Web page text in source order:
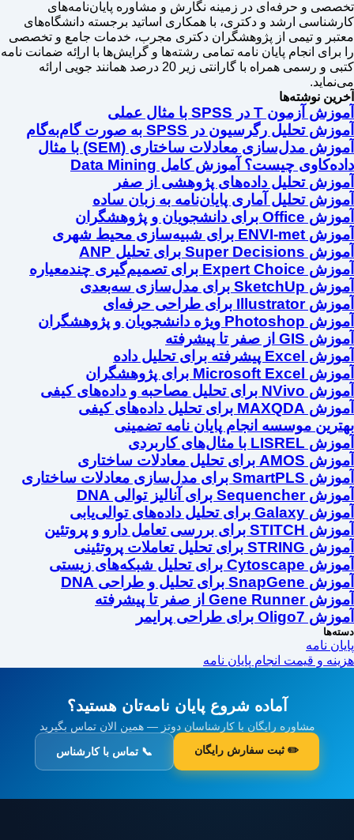
تخصصی و حرفه‌ای در زمینه نگارش و مشاوره پایان‌نامه‌های
کارشناسی ارشد و دکتری، با همکاری اساتید برجسته دانشگاه‌های
معتبر و تیمی از پژوهشگران دکتری مجرب، خدمات جامع و تخصصی
را برای انجام پایان نامه تمامی رشته‌ها و گرایش‌ها با اراِئه ضمانت نامه
کتبی و رسمی همراه با گارانتی زیر 20 درصد همانند جویی ارائه
می‌نماید.
آخرین نوشته‌ها
آموزش آزمون T در SPSS با مثال عملی
آموزش تحلیل رگرسیون در SPSS به صورت گام‌به‌گام
آموزش مدل‌سازی معادلات ساختاری (SEM) با مثال
داده‌کاوی چیست؟ آموزش کامل Data Mining
آموزش تحلیل داده‌های پژوهشی از صفر
آموزش تحلیل آماری پایان‌نامه به زبان ساده
آموزش Office برای دانشجویان و پژوهشگران
آموزش ENVI-met برای شبیه‌سازی محیط شهری
آموزش Super Decisions برای تحلیل ANP
آموزش Expert Choice برای تصمیم‌گیری چندمعیاره
آموزش SketchUp برای مدل‌سازی سه‌بعدی
آموزش Illustrator برای طراحی حرفه‌ای
آموزش Photoshop ویژه دانشجویان و پژوهشگران
آموزش GIS از صفر تا پیشرفته
آموزش Excel پیشرفته برای تحلیل داده
آموزش Microsoft Excel برای پژوهشگران
آموزش NVivo برای تحلیل مصاحبه و داده‌های کیفی
آموزش MAXQDA برای تحلیل داده‌های کیفی
بهترین موسسه انجام پایان نامه تضمینی
آموزش LISREL با مثال‌های کاربردی
آموزش AMOS برای تحلیل معادلات ساختاری
آموزش SmartPLS برای مدل‌سازی معادلات ساختاری
آموزش Sequencher برای آنالیز توالی DNA
آموزش Galaxy برای تحلیل داده‌های توالی‌یابی
آموزش STITCH برای بررسی تعامل دارو و پروتئین
آموزش STRING برای تحلیل تعاملات پروتئینی
آموزش Cytoscape برای تحلیل شبکه‌های زیستی
آموزش SnapGene برای تحلیل و طراحی DNA
آموزش Gene Runner از صفر تا پیشرفته
آموزش Oligo7 برای طراحی پرایمر
دسته‌ها
پایان نامه
هزینه و قیمت انجام پایان نامه
آماده شروع پایان نامه‌تان هستید؟
مشاوره رایگان با کارشناسان دوتز — همین الان تماس بگیرید
✏️ ثبت سفارش رایگان 📞 تماس با کارشناس